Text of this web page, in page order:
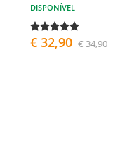
DISPONÍVEL
€ 32,90 € 34,90